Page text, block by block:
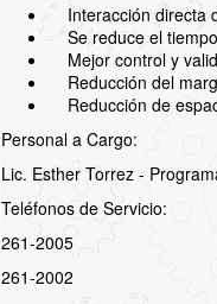
Interacción directa
Se reduce el
Mejor control y
Reducción del
Reducción de
Personal a Cargo:
Lic. Esther Torrez -
Teléfonos de Servicio:
261-2005
261-2002